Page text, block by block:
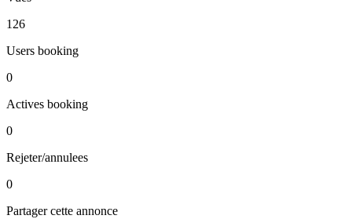
126
Users booking
0
Actives booking
0
Rejeter/annulees
0
Partager cette annonce